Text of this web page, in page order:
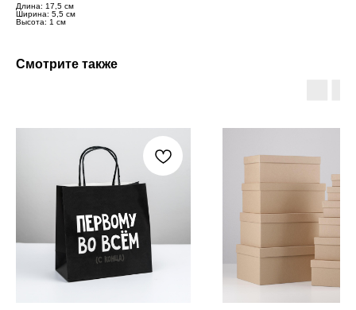
Длина: 17,5 см
Ширина: 5,5 см
Высота: 1 см
Смотрите также